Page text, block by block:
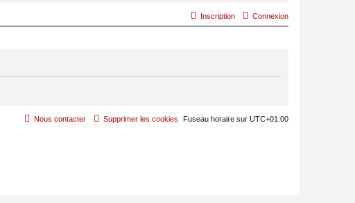
Connexion
Inscription
Fuseau horaire sur UTC+01:00
Supprimer les cookies
Nous contacter